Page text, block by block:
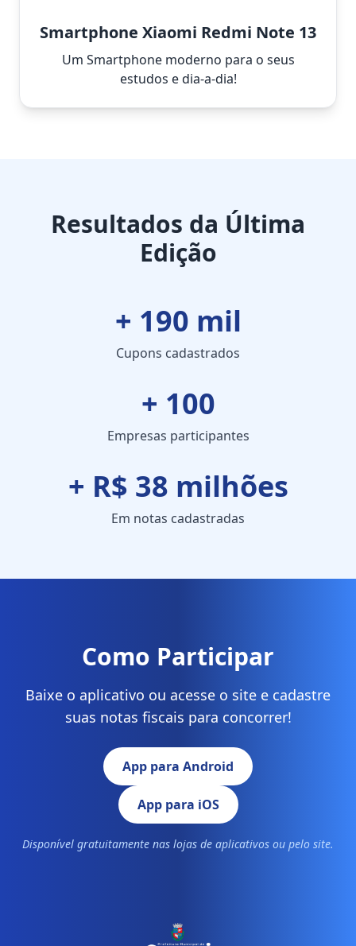
Smartphone Xiaomi Redmi Note 13
Um Smartphone moderno para o seus
estudos e dia-a-dia!
Resultados da Última
Edição
+ 190 mil
Cupons cadastrados
+ 100
Empresas participantes
+ R$ 38 milhões
Em notas cadastradas
Como Participar
Baixe o aplicativo ou acesse o site e cadastre
suas notas fiscais para concorrer!
App para Android
App para iOS
Disponível gratuitamente nas lojas de aplicativos ou pelo site.